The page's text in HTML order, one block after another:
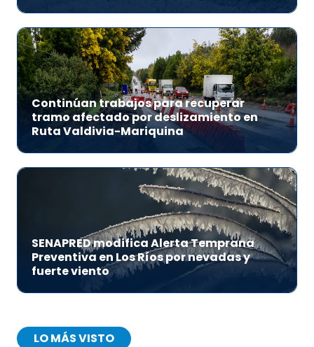
Continúan trabajos para recuperar
tramo afectado por deslizamiento en
Ruta Valdivia-Mariquina
SENAPRED modifica Alerta Temprana
Preventiva en Los Ríos por nevadas y
fuerte viento
LO MÁS VISTO